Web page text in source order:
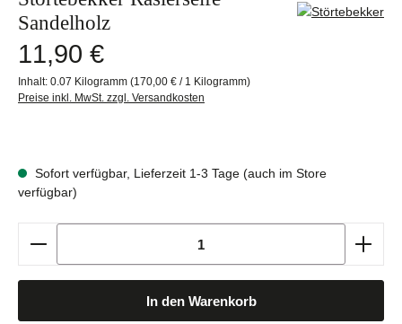
Sandelholz
Regulärer Preis:
11,90 €
Inhalt:0.07 Kilogramm(170,00 € / 1 Kilogramm)
Preise inkl. MwSt. zzgl. Versandkosten
Sofort verfügbar, Lieferzeit 1-3 Tage (auch im Store
verfügbar)
Produkt Anzahl: Gib den gewünschten Wert ein
In den Warenkorb